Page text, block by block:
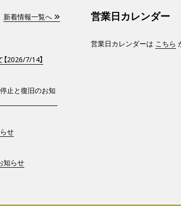
新着情報一覧へ
2026/7/14】
停止と復旧のお知
せ
知らせ
営業日カレンダー
営業日カレンダーは こちら